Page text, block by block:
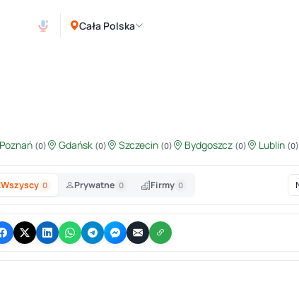
Cała Polska
Poznań (0) Gdańsk (0) Szczecin (0) Bydgoszcz (0) Lublin (0)
Wszyscy 0 Prywatne 0 Firmy 0